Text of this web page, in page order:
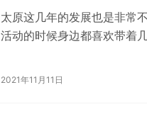
太原这几年的发展也是非常
活动的时候身边都喜欢带着
2021年11月11日